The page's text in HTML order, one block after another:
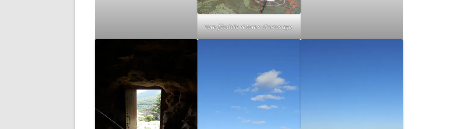
Tour féodale et tours d’arrosage.